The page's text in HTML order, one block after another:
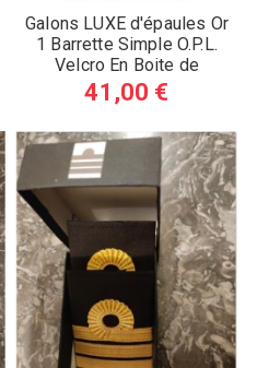
Galons LUXE d'épaules Or
1 Barrette Simple O.P.L.
Velcro En Boite de
Présentation (A)
41,00 €